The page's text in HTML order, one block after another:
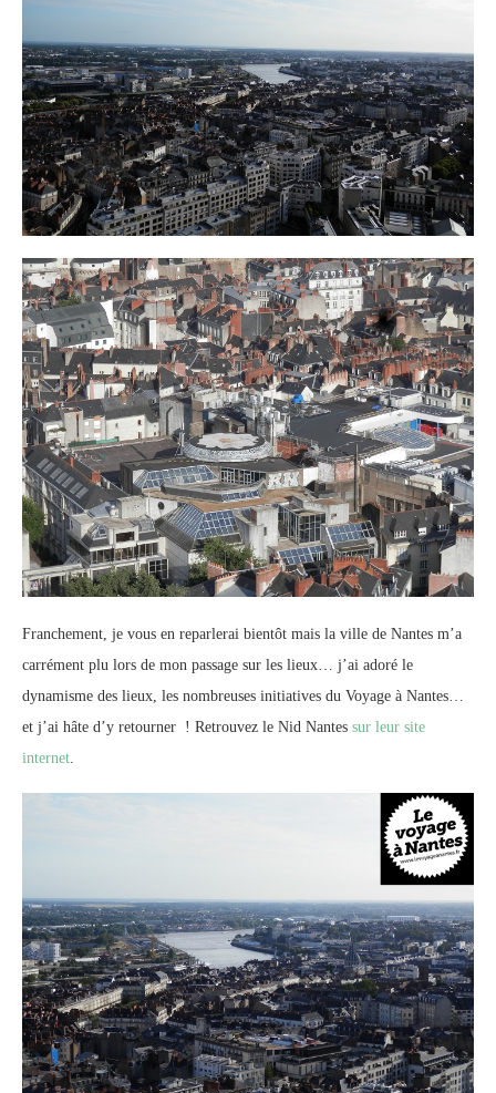
Franchement, je vous en reparlerai bientôt mais la ville de Nantes m’a
carrément plu lors de mon passage sur les lieux… j’ai adoré le
dynamisme des lieux, les nombreuses initiatives du Voyage à Nantes…
et j’ai hâte d’y retourner ! Retrouvez le Nid Nantes sur leur site
internet